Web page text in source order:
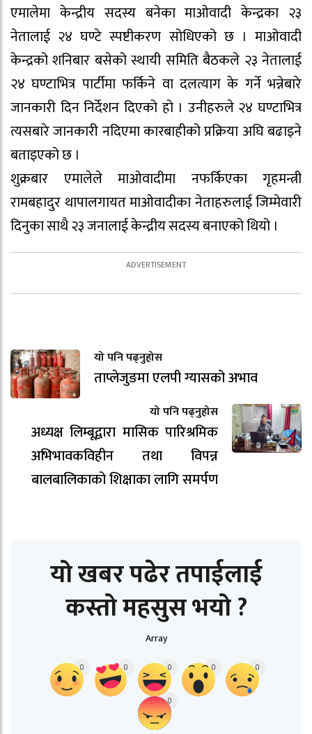
एमालेमा केन्द्रीय सदस्य बनेका माओवादी केन्द्रका २३
नेतालाई २४ घण्टे स्पष्टीकरण सोधिएको छ । माओवादी
केन्द्रको शनिबार बसेको स्थायी समिति बैठकले २३ नेतालाई
२४ घण्टाभित्र पार्टीमा फर्किने वा दलत्याग के गर्ने भन्नेबारे
जानकारी दिन निर्देशन दिएको हो । उनीहरुले २४ घण्टाभित्र
त्यसबारे जानकारी नदिएमा कारबाहीको प्रक्रिया अघि बढाइने
बताइएको छ ।
शुक्रबार एमालेले माओवादीमा नफर्किएका गृहमन्त्री
रामबहादुर थापालगायत माओवादीका नेताहरुलाई जिम्मेवारी
दिनुका साथै २३ जनालाई केन्द्रीय सदस्य बनाएको थियो ।
यो पनि पढ्नुहोस
ताप्लेजुङमा एलपी ग्यासको अभाव
यो पनि पढ्नुहोस
अध्यक्ष लिम्बूद्वारा मासिक पारिश्रमिक
अभिभावकविहीन तथा विपन्न
बालबालिकाको शिक्षाका लागि समर्पण
यो खबर पढेर तपाईलाई
कस्तो महसुस भयो ?
Array
0 0 0 0 0
0